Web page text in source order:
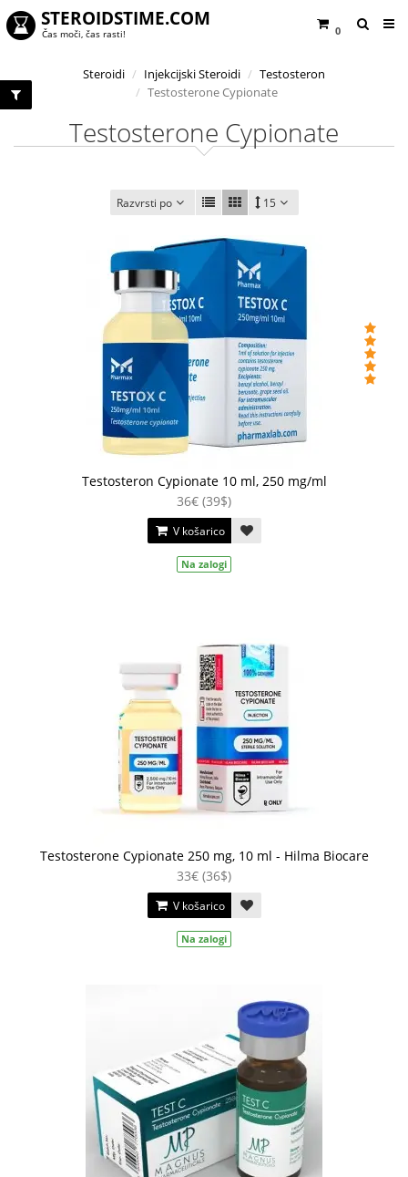
0
STEROIDSTIME.COM
Čas moči, čas rasti!
Steroidi Injekcijski Steroidi
Testosteron
Testosterone Cypionate
Testosterone Cypionate
Razvrsti po 15
Testosteron Cypionate 10 ml, 250 mg/ml
36€ (39$)
V košarico
Na zalogi
Testosterone Cypionate 250 mg, 10 ml - Hilma Biocare
33€ (36$)
V košarico
Na zalogi